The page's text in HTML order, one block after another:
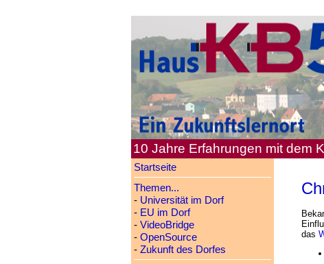
10 Jahre Erfahrungen mit dem
Startseite
Themen...
- Universität im Dorf
- EU im Dorf
- VideoBridge
- OpenSource
- Zukunft des Dorfes
das